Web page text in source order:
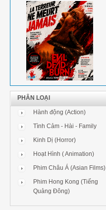
PHÂN LOẠI
Hành động (Action)
Tình Cảm - Hài - Family
Kinh Dị (Horror)
Hoạt Hình ( Animation)
Phim Châu Á (Asian Films)
Phim Hong Kong (Tiếng
Quảng Đông)